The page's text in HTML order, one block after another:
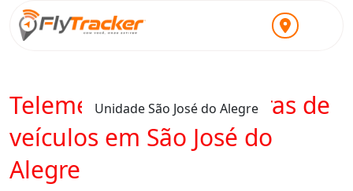
Unidade São José do Alegre
Telemetria para locadoras de
veículos em São José do
Alegre